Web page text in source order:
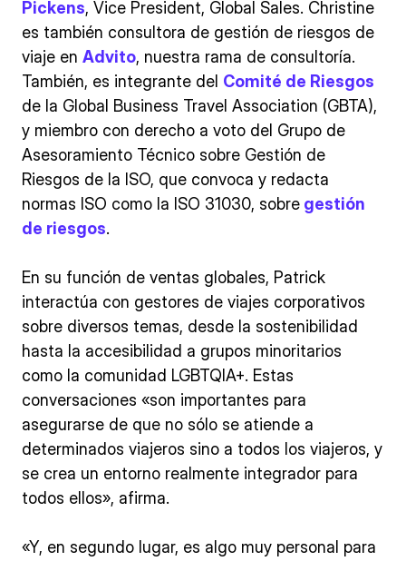
Pickens, Vice President, Global Sales. Christine
es también consultora de gestión de riesgos de
viaje en Advito, nuestra rama de consultoría.
También, es integrante del Comité de Riesgos
de la Global Business Travel Association (GBTA),
y miembro con derecho a voto del Grupo de
Asesoramiento Técnico sobre Gestión de
Riesgos de la ISO, que convoca y redacta
normas ISO como la ISO 31030, sobre gestión
de riesgos.
En su función de ventas globales, Patrick
interactúa con gestores de viajes corporativos
sobre diversos temas, desde la sostenibilidad
hasta la accesibilidad a grupos minoritarios
como la comunidad LGBTQIA+. Estas
conversaciones «son importantes para
asegurarse de que no sólo se atiende a
determinados viajeros sino a todos los viajeros, y
se crea un entorno realmente integrador para
todos ellos», afirma.
«Y, en segundo lugar, es algo muy personal para